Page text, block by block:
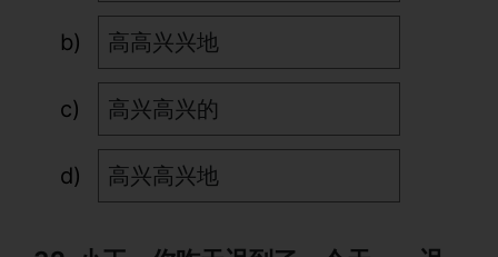
高高兴兴地
高兴高兴的
高兴高兴地